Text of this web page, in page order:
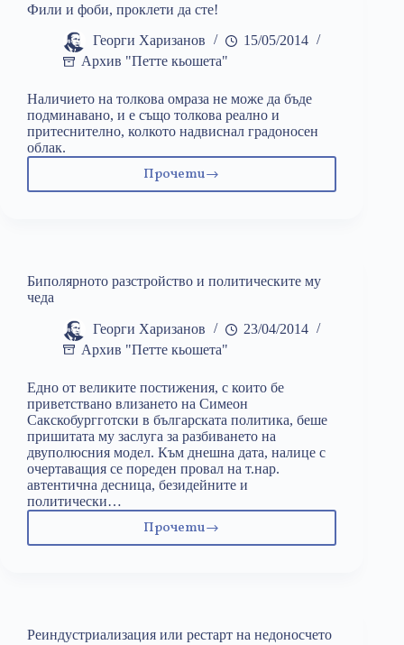
Фили и фоби, проклети да сте!
Георги Харизанов
15/05/2014
Архив "Петте кьошета"
Наличието на толкова омраза не може да бъде
подминавано, и е също толкова реално и
притеснително, колкото надвиснал градоносен
облак.
Прочети
Фили
сте!
Биполярното разстройство и политическите му
чеда
Георги Харизанов
23/04/2014
Архив "Петте кьошета"
Едно от великите постижения, с които бе
приветствано влизането на Симеон
Сакскобургготски в българската политика, беше
пришитата му заслуга за разбиването на
двуполюсния модел. Към днешна дата, налице с
очертаващия се пореден провал на т.нар.
автентична десница, безидейните и
политически…
ПрочетиБиполярното
чеда
Реиндустриализация или рестарт на недоносчето